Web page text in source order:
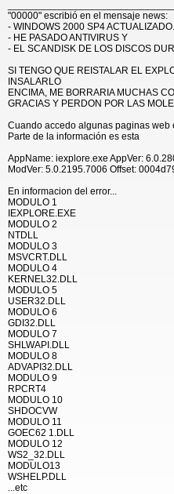
"00000" escribió en el mensaje news:
- WINDOWS 2000 SP4 ACTUALIZADO.
- HE PASADO ANTIVIRUS Y
- EL SCANDISK DE LOS DISCOS
SI TENGO QUE REISTALAR EL
INSALARLO
ENCIMA, ME BORRARIA MUCHAS
GRACIAS Y PERDON POR LAS
Cuando accedo algunas paginas web
Parte de la información es esta
AppName: iexplore.exe AppVer:
ModVer: 5.0.2195.7006 Offset:
En informacion del error...
MODULO 1
IEXPLORE.EXE
MODULO 2
NTDLL
MODULO 3
MSVCRT.DLL
MODULO 4
KERNEL32.DLL
MODULO 5
USER32.DLL
MODULO 6
GDI32.DLL
MODULO 7
SHLWAPI.DLL
MODULO 8
ADVAPI32.DLL
MODULO 9
RPCRT4
MODULO 10
SHDOCVW
MODULO 11
GOEC62 1.DLL
MODULO 12
WS2_32.DLL
MODULO13
WSHELP.DLL
...etc